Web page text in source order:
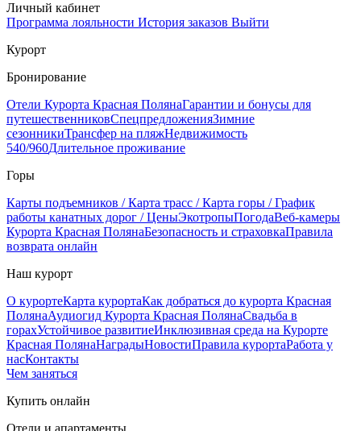
Личный кабинет
Программа лояльности История заказов Выйти
Курорт
Бронирование
Отели Курорта Красная ПолянаГарантии и бонусы для
путешественниковСпецпредложенияЗимние
сезонникиТрансфер на пляжНедвижимость
540/960Длительное проживание
Горы
Карты подъемников / Карта трасс / Карта горы / График
работы канатных дорог / ЦеныЭкотропыПогодаВеб-камеры
Курорта Красная ПолянаБезопасность и страховкаПравила
возврата онлайн
Наш курорт
О курортеКарта курортаКак добраться до курорта Красная
ПолянаАудиогид Курорта Красная ПолянаСвадьба в
горахУстойчивое развитиеИнклюзивная среда на Курорте
Красная ПолянаНаградыНовостиПравила курортаРабота у
насКонтакты
Чем заняться
Купить онлайн
Отели и апартаменты